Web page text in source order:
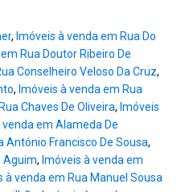
, Imóveis à venda em Rua Do
Rua Doutor Ribeiro De
Conselheiro Veloso Da Cruz,
, Imóveis à venda em Rua
Chaves De Oliveira, Imóveis
venda em Alameda De
António Francisco De Sousa,
Aguim, Imóveis à venda em
à venda em Rua Manuel Sousa